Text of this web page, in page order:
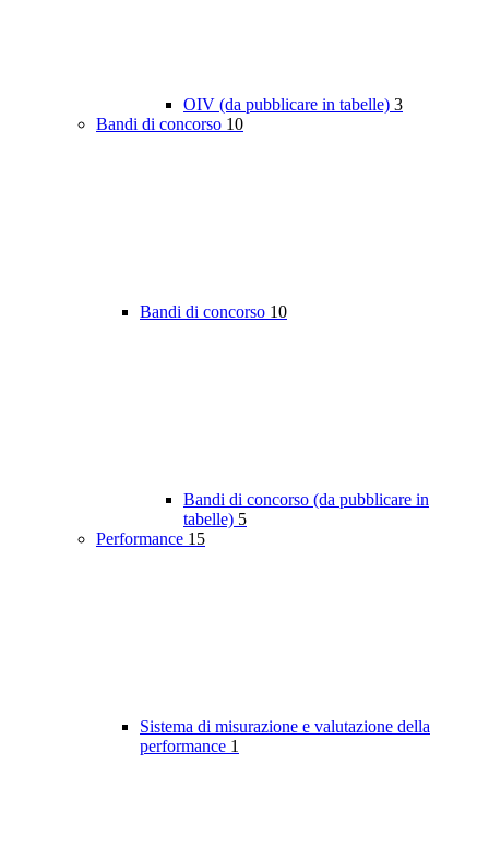
OIV (da pubblicare in tabelle) 3
Bandi di concorso 10
Bandi di concorso 10
Bandi di concorso (da pubblicare in
tabelle) 5
Performance 15
Sistema di misurazione e valutazione della
performance 1